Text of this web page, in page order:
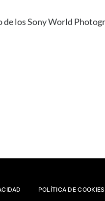
de los Sony World
POLÍTICA DE